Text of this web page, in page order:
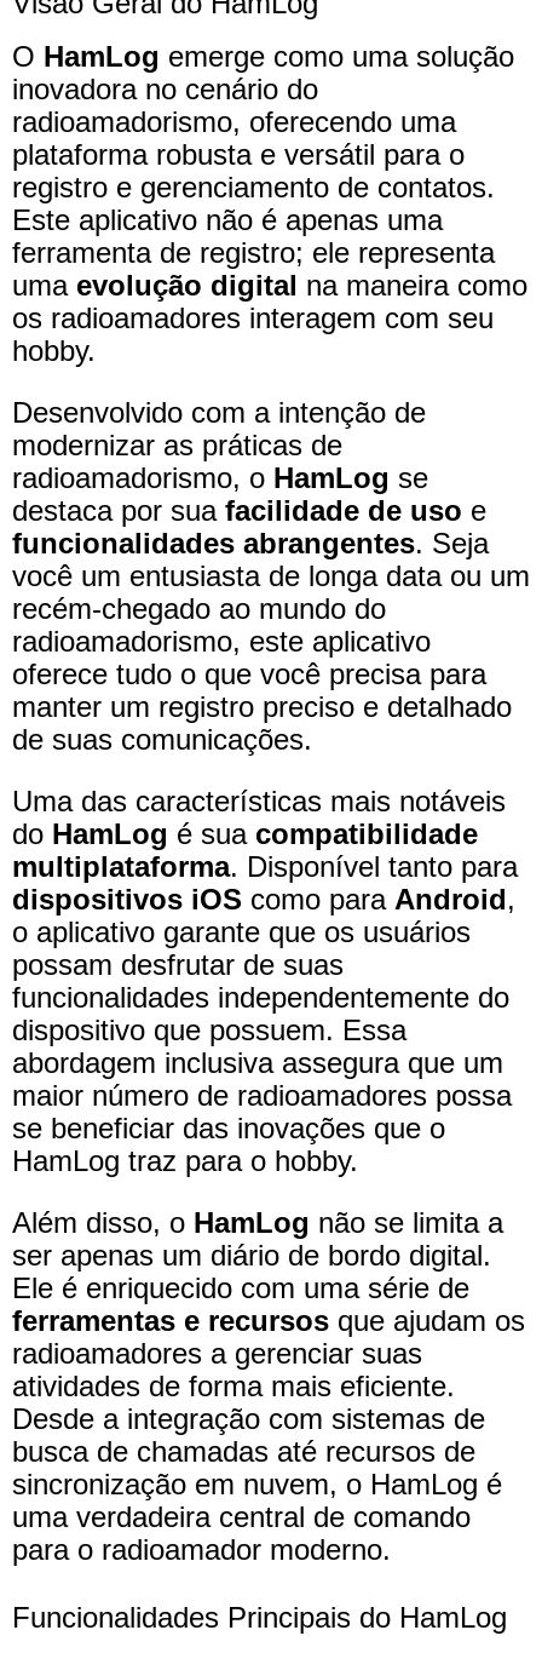
O HamLog emerge como uma solução
inovadora no cenário do
radioamadorismo, oferecendo uma
plataforma robusta e versátil para o
registro e gerenciamento de contatos.
Este aplicativo não é apenas uma
ferramenta de registro; ele representa
uma evolução digital na maneira como
os radioamadores interagem com seu
hobby.
Desenvolvido com a intenção de
modernizar as práticas de
radioamadorismo, o HamLog se
destaca por sua facilidade de uso e
funcionalidades abrangentes. Seja
você um entusiasta de longa data ou um
recém-chegado ao mundo do
radioamadorismo, este aplicativo
oferece tudo o que você precisa para
manter um registro preciso e detalhado
de suas comunicações.
Uma das características mais notáveis
do HamLog é sua compatibilidade
multiplataforma. Disponível tanto para
dispositivos iOS como para Android,
o aplicativo garante que os usuários
possam desfrutar de suas
funcionalidades independentemente do
dispositivo que possuem. Essa
abordagem inclusiva assegura que um
maior número de radioamadores possa
se beneficiar das inovações que o
HamLog traz para o hobby.
Além disso, o HamLog não se limita a
ser apenas um diário de bordo digital.
Ele é enriquecido com uma série de
ferramentas e recursos que ajudam os
radioamadores a gerenciar suas
atividades de forma mais eficiente.
Desde a integração com sistemas de
busca de chamadas até recursos de
sincronização em nuvem, o HamLog é
uma verdadeira central de comando
para o radioamador moderno.
Funcionalidades Principais do HamLog